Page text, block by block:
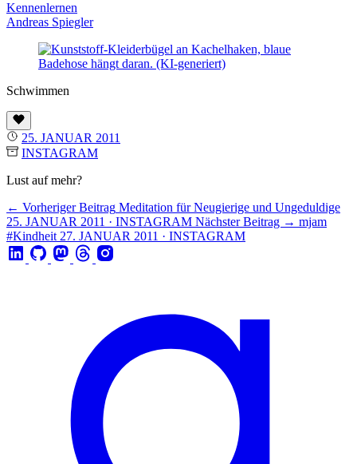
Kennenlernen
Andreas Spiegler
Schwimmen
25. JANUAR 2011
INSTAGRAM
Lust auf mehr?
← Vorheriger Beitrag Meditation für Neugierige und Ungeduldige
25. JANUAR 2011 · INSTAGRAM Nächster Beitrag → mjam
#Kindheit 27. JANUAR 2011 · INSTAGRAM